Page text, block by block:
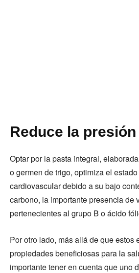
Reduce la
Optar por la pasta integral,
o germen de trigo, optimiza el
cardiovascular debido a su bajo
carbono, la importante presencia de
pertenecientes al grupo B o ácido
Por otro lado, más allá de que estos
propiedades beneficiosas para la
importante tener en cuenta que uno